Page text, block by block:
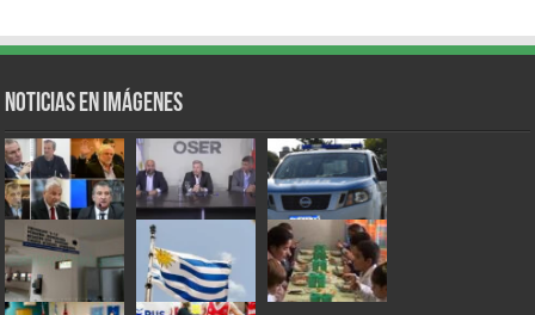
Noticias en Imágenes